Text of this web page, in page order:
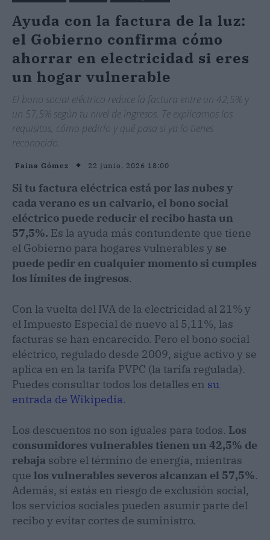
Ayuda con la factura de la luz:
el Gobierno confirma cómo
ahorrar en electricidad si eres
un hogar vulnerable
El bono social eléctrico reduce la factura entre un 42,5% y
un 57,5% según tu nivel de ingresos. Te explicamos los
requisitos, cómo pedirlo y qué pasa si ya lo tienes
reconocido.
Faina Gómez 22 junio, 2026 18:00
Si tu factura eléctrica está por las nubes y
cada verano es un calvario, el bono social
eléctrico puede reducir el recibo hasta un
57,5%. Es la ayuda más contundente que tiene
el Gobierno para hogares vulnerables y se
puede pedir en cualquier momento si cumples
los límites de ingresos.
Con la vuelta del IVA de la electricidad al 21% y
el Impuesto Especial de nuevo al 5,11%, las
facturas se han encarecido. Pero el bono social
eléctrico, regulado desde 2009, sigue activo y se
aplica en en la tarifa PVPC (la tarifa regulada).
Puedes consultar todos los detalles en su
entrada de Wikipedia.
Los descuentos no son iguales para todos. Los
consumidores vulnerables tienen un 42,5% de
rebaja sobre el término de energía, mientras
que los vulnerables severos alcanzan el 57,5%.
Además, si estás en riesgo de exclusión social,
los servicios sociales pueden asumir parte del
recibo y evitar cortes de suministro.